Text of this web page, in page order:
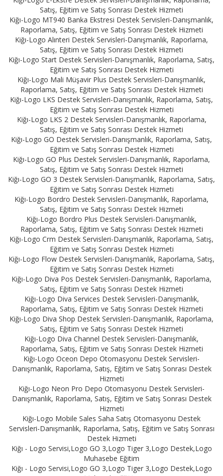
Satış, Eğitim ve Satış Sonrası Destek Hizmeti
Kiğı-Logo MT940 Banka Ekstresi Destek Servisleri-Danışmanlık,
Raporlama, Satış, Eğitim ve Satış Sonrası Destek Hizmeti
Kiğı-Logo Alınteri Destek Servisleri-Danışmanlık, Raporlama,
Satış, Eğitim ve Satış Sonrası Destek Hizmeti
Kiğı-Logo Start Destek Servisleri-Danışmanlık, Raporlama, Satış,
Eğitim ve Satış Sonrası Destek Hizmeti
Kiğı-Logo Mali Müşavir Plus Destek Servisleri-Danışmanlık,
Raporlama, Satış, Eğitim ve Satış Sonrası Destek Hizmeti
Kiğı-Logo LKS Destek Servisleri-Danışmanlık, Raporlama, Satış,
Eğitim ve Satış Sonrası Destek Hizmeti
Kiğı-Logo LKS 2 Destek Servisleri-Danışmanlık, Raporlama,
Satış, Eğitim ve Satış Sonrası Destek Hizmeti
Kiğı-Logo GO Destek Servisleri-Danışmanlık, Raporlama, Satış,
Eğitim ve Satış Sonrası Destek Hizmeti
Kiğı-Logo GO Plus Destek Servisleri-Danışmanlık, Raporlama,
Satış, Eğitim ve Satış Sonrası Destek Hizmeti
Kiğı-Logo GO 3 Destek Servisleri-Danışmanlık, Raporlama, Satış,
Eğitim ve Satış Sonrası Destek Hizmeti
Kiğı-Logo Bordro Destek Servisleri-Danışmanlık, Raporlama,
Satış, Eğitim ve Satış Sonrası Destek Hizmeti
Kiğı-Logo Bordro Plus Destek Servisleri-Danışmanlık,
Raporlama, Satış, Eğitim ve Satış Sonrası Destek Hizmeti
Kiğı-Logo Crm Destek Servisleri-Danışmanlık, Raporlama, Satış,
Eğitim ve Satış Sonrası Destek Hizmeti
Kiğı-Logo Flow Destek Servisleri-Danışmanlık, Raporlama, Satış,
Eğitim ve Satış Sonrası Destek Hizmeti
Kiğı-Logo Diva Pos Destek Servisleri-Danışmanlık, Raporlama,
Satış, Eğitim ve Satış Sonrası Destek Hizmeti
Kiğı-Logo Diva Services Destek Servisleri-Danışmanlık,
Raporlama, Satış, Eğitim ve Satış Sonrası Destek Hizmeti
Kiğı-Logo Diva Shop Destek Servisleri-Danışmanlık, Raporlama,
Satış, Eğitim ve Satış Sonrası Destek Hizmeti
Kiğı-Logo Diva Channel Destek Servisleri-Danışmanlık,
Raporlama, Satış, Eğitim ve Satış Sonrası Destek Hizmeti
Kiğı-Logo Oceon Depo Otomasyonu Destek Servisleri-
Danışmanlık, Raporlama, Satış, Eğitim ve Satış Sonrası Destek
Hizmeti
Kiğı-Logo Neon Pro Depo Otomasyonu Destek Servisleri-
Danışmanlık, Raporlama, Satış, Eğitim ve Satış Sonrası Destek
Hizmeti
Kiğı-Logo Mobile Sales Saha Satış Otomasyonu Destek
Servisleri-Danışmanlık, Raporlama, Satış, Eğitim ve Satış Sonrası
Destek Hizmeti
Kiğı - Logo Servisi,Logo GO 3,Logo Tiger 3,Logo Destek,Logo
Muhasebe Eğitim
Kiğı - Logo Servisi,Logo GO 3,Logo Tiger 3,Logo Destek,Logo